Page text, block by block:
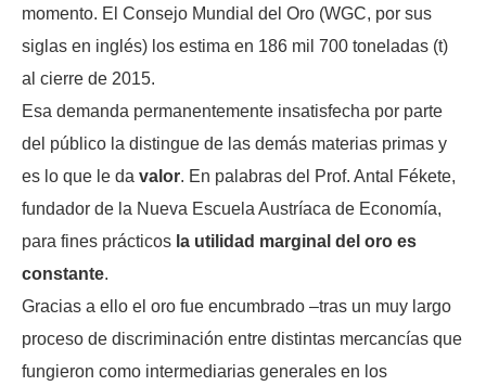
momento. El Consejo Mundial del Oro (WGC, por sus
siglas en inglés) los estima en 186 mil 700 toneladas (t)
al cierre de 2015.
Esa demanda permanentemente insatisfecha por parte
del público la distingue de las demás materias primas y
es lo que le da valor. En palabras del Prof. Antal Fékete,
fundador de la Nueva Escuela Austríaca de Economía,
para fines prácticos la utilidad marginal del oro es
constante.
Gracias a ello el oro fue encumbrado –tras un muy largo
proceso de discriminación entre distintas mercancías que
fungieron como intermediarias generales en los